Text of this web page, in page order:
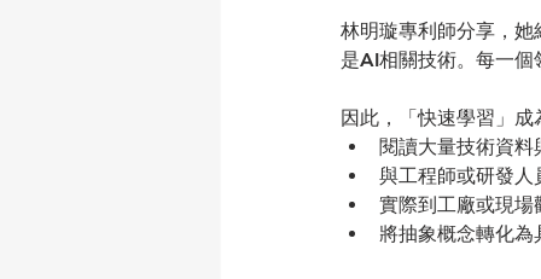
林明璇專利師分享，
是AI相關技術。每一個
因此，「快速學習」成
閱讀大量技術資料
與工程師或研發人
實際到工廠或現場
將抽象概念轉化為